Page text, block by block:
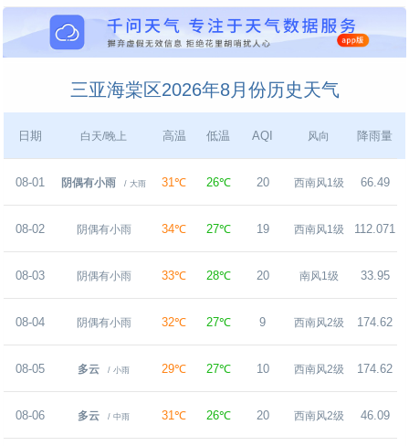
三亚海棠区2026年8月份历史天气
日期 白天/晚上 高温 低温 AQI 风向 降雨量
08-01 阴偶有小雨 / 大雨 31℃ 26℃ 20 西南风1级 66.49
08-02 阴偶有小雨 34℃ 27℃ 19 西南风1级 112.071
2
08-03 阴偶有小雨 33℃ 28℃ 20 南风1级 33.95
08-04 阴偶有小雨 32℃ 27℃ 9 西南风2级 174.62
08-05 多云 / 小雨 29℃ 27℃ 10 西南风2级 174.62
08-06 多云 / 中雨 31℃ 26℃ 20 西南风2级 46.09